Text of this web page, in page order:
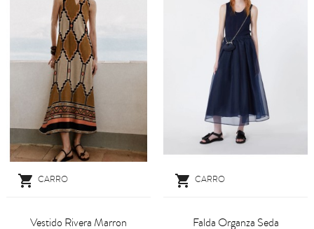
 CARRO
Vestido Rivera Marron
 CARRO
Falda Organza Seda